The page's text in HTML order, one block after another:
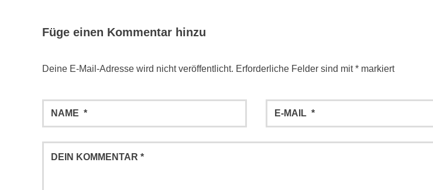
Füge einen Kommentar hinzu
Deine E-Mail-Adresse wird nicht veröffentlicht. Erforderliche Felder sind mit*markiert